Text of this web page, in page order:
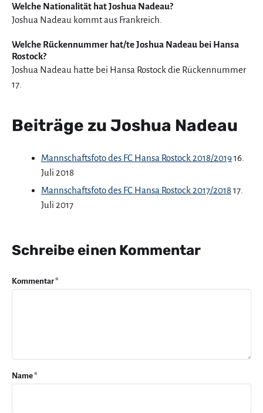
Welche Nationalität hat Joshua Nadeau?
Joshua Nadeau kommt aus Frankreich.
Welche Rückennummer hat/te Joshua Nadeau bei Hansa
Rostock?
Joshua Nadeau hatte bei Hansa Rostock die Rückennummer
17.
Beiträge zu Joshua Nadeau
Mannschaftsfoto des FC Hansa Rostock 2018/201916.
Juli 2018
Mannschaftsfoto des FC Hansa Rostock 2017/2018 17.
Juli 2017
Schreibe einen Kommentar
Kommentar*
Name*